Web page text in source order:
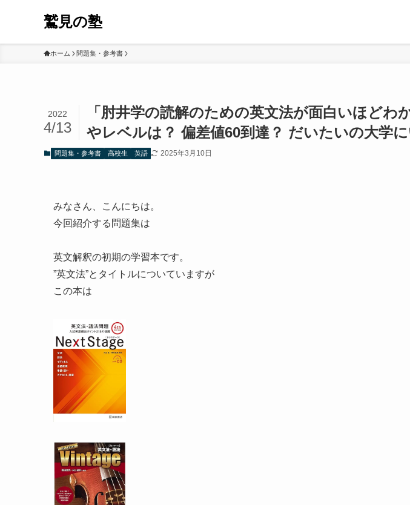
鷲見の塾
ホーム 問題集・参考書
「肘井学の読解のための英文法が面白いほどわ
やレベルは？ 偏差値60到達？ だいたいの大学
2022
4/13
問題集・参考書 高校生 英語 2025年3月10日
みなさん、こんにちは。
今回紹介する問題集は
英文解釈の初期の学習本です。
”英文法”とタイトルについていますが
この本は